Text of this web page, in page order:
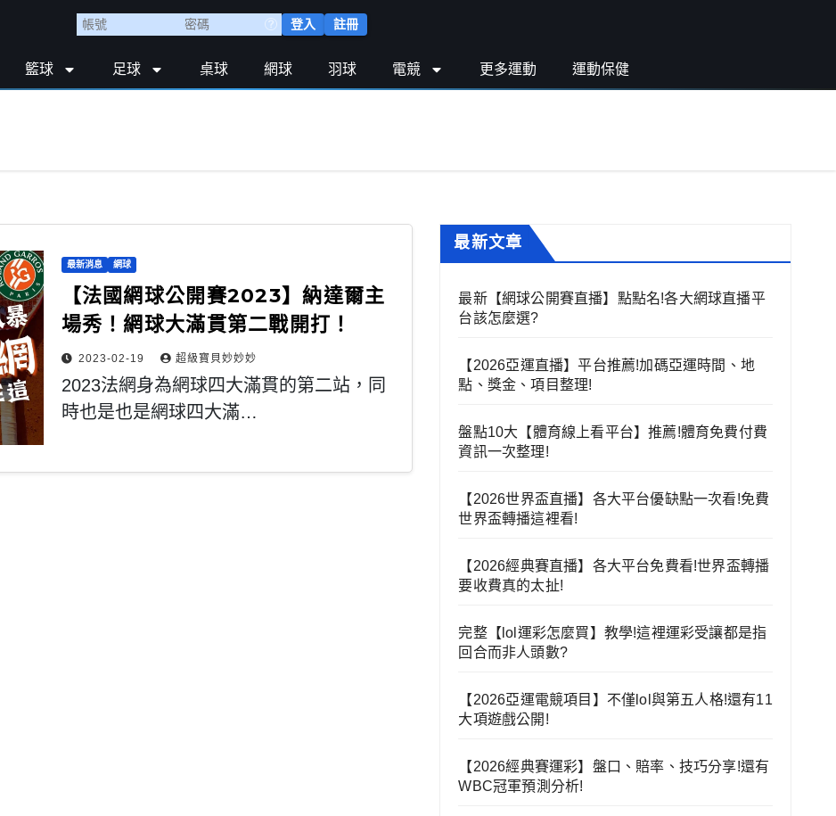
登入 註冊
籃球 足球 桌球 網球 羽球 電競 更多運動 運動保健
最新消息 網球
【法國網球公開賽2023】納達爾主
場秀！網球大滿貫第二戰開打！
2023-02-19 超級寶貝妙妙妙
2023法網身為網球四大滿貫的第二站，同
時也是也是網球四大滿…
最新文章
最新【網球公開賽直播】點點名!各大網球直播平
台該怎麼選?
【2026亞運直播】平台推薦!加碼亞運時間、地
點、獎金、項目整理!
盤點10大【體育線上看平台】推薦!體育免費付費
資訊一次整理!
【2026世界盃直播】各大平台優缺點一次看!免費
世界盃轉播這裡看!
【2026經典賽直播】各大平台免費看!世界盃轉播
要收費真的太扯!
完整【lol運彩怎麼買】教學!這裡運彩受讓都是指
回合而非人頭數?
【2026亞運電競項目】不僅lol與第五人格!還有11
大項遊戲公開!
【2026經典賽運彩】盤口、賠率、技巧分享!還有
WBC冠軍預測分析!